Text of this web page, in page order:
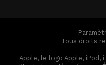
Tous droits
Apple, le logo Apple, iPod,